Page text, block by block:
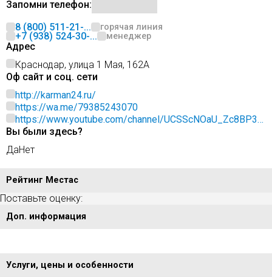
Запомни телефон:
8 (800) 511-21-...
горячая линия
+7 (938) 524-30-... менеджер
Адрес
Краснодар, улица 1 Мая, 162А
Оф сайт и соц. сети
http://karman24.ru/
https://wa.me/79385243070
https://www.youtube.com/channel/UCSScNOaU_Zc8BP3N
EpSvlFQ
Вы были здесь?
ДаНет
Рейтинг Местас
Поставьте оценку:
Доп. информация
Услуги, цены и особенности